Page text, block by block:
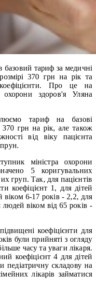
базовий тариф за медичні
370 грн на рік та
коефіцієнти. Про це на
охорони здоров'я Уляна
тариф на базові
грн на рік, але також
від віку пацієнта
міністра охорони
5 коригувальних
груп. Так, для пацієнтів
коефіцієнт 1, для дітей
віком 6-17 років - 2,2, для
віком від 65 років -
коефіцієнти для
були прийняті з огляду
часу та уваги лікаря.
коефіцієнт 4 для дітей
педіатричну складову на
лікарів займатися